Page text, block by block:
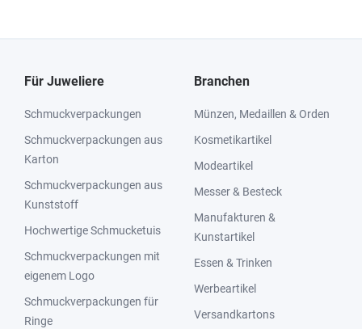
Für Juweliere
Schmuckverpackungen
Schmuckverpackungen aus
Karton
Schmuckverpackungen aus
Kunststoff
Hochwertige Schmucketuis
Schmuckverpackungen mit
eigenem Logo
Schmuckverpackungen für
Ringe
Branchen
Münzen, Medaillen & Orden
Kosmetikartikel
Modeartikel
Messer & Besteck
Manufakturen &
Kunstartikel
Essen & Trinken
Werbeartikel
Versandkartons